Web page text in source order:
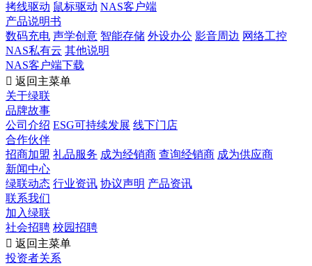
拷线驱动 鼠标驱动 NAS客户端
产品说明书
数码充电 声学创意 智能存储 外设办公 影音周边 网络工控
NAS私有云 其他说明
NAS客户端下载
 返回主菜单
关于绿联
品牌故事
公司介绍 ESG可持续发展 线下门店
合作伙伴
招商加盟 礼品服务 成为经销商 查询经销商 成为供应商
新闻中心
绿联动态 行业资讯 协议声明 产品资讯
联系我们
加入绿联
社会招聘 校园招聘
 返回主菜单
投资者关系